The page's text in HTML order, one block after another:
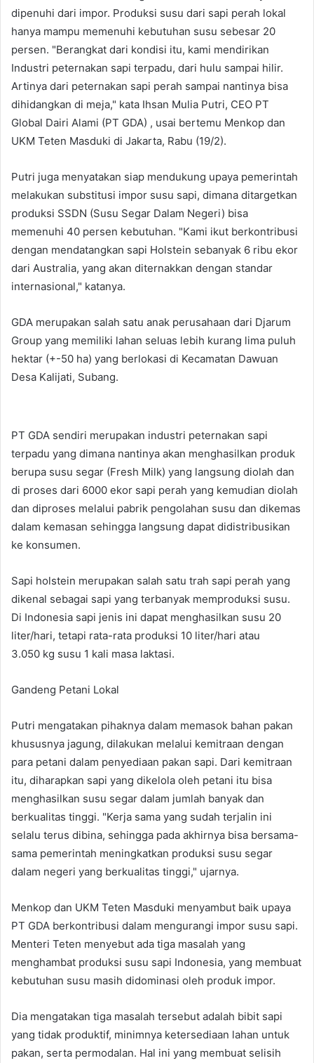
dipenuhi dari impor. Produksi susu dari sapi perah lokal
hanya mampu memenuhi kebutuhan susu sebesar 20
persen. "Berangkat dari kondisi itu, kami mendirikan
Industri peternakan sapi terpadu, dari hulu sampai hilir.
Artinya dari peternakan sapi perah sampai nantinya bisa
dihidangkan di meja," kata Ihsan Mulia Putri, CEO PT
Global Dairi Alami (PT GDA) , usai bertemu Menkop dan
UKM Teten Masduki di Jakarta, Rabu (19/2).
Putri juga menyatakan siap mendukung upaya pemerintah
melakukan substitusi impor susu sapi, dimana ditargetkan
produksi SSDN (Susu Segar Dalam Negeri) bisa
memenuhi 40 persen kebutuhan. "Kami ikut berkontribusi
dengan mendatangkan sapi Holstein sebanyak 6 ribu ekor
dari Australia, yang akan diternakkan dengan standar
internasional," katanya.
GDA merupakan salah satu anak perusahaan dari Djarum
Group yang memiliki lahan seluas lebih kurang lima puluh
hektar (+-50 ha) yang berlokasi di Kecamatan Dawuan
Desa Kalijati, Subang.
PT GDA sendiri merupakan industri peternakan sapi
terpadu yang dimana nantinya akan menghasilkan produk
berupa susu segar (Fresh Milk) yang langsung diolah dan
di proses dari 6000 ekor sapi perah yang kemudian diolah
dan diproses melalui pabrik pengolahan susu dan dikemas
dalam kemasan sehingga langsung dapat didistribusikan
ke konsumen.
Sapi holstein merupakan salah satu trah sapi perah yang
dikenal sebagai sapi yang terbanyak memproduksi susu.
Di Indonesia sapi jenis ini dapat menghasilkan susu 20
liter/hari, tetapi rata-rata produksi 10 liter/hari atau
3.050 kg susu 1 kali masa laktasi.
Gandeng Petani Lokal
Putri mengatakan pihaknya dalam memasok bahan pakan
khususnya jagung, dilakukan melalui kemitraan dengan
para petani dalam penyediaan pakan sapi. Dari kemitraan
itu, diharapkan sapi yang dikelola oleh petani itu bisa
menghasilkan susu segar dalam jumlah banyak dan
berkualitas tinggi. "Kerja sama yang sudah terjalin ini
selalu terus dibina, sehingga pada akhirnya bisa bersama-
sama pemerintah meningkatkan produksi susu segar
dalam negeri yang berkualitas tinggi," ujarnya.
Menkop dan UKM Teten Masduki menyambut baik upaya
PT GDA berkontribusi dalam mengurangi impor susu sapi.
Menteri Teten menyebut ada tiga masalah yang
menghambat produksi susu sapi Indonesia, yang membuat
kebutuhan susu masih didominasi oleh produk impor.
Dia mengatakan tiga masalah tersebut adalah bibit sapi
yang tidak produktif, minimnya ketersediaan lahan untuk
pakan, serta permodalan. Hal ini yang membuat selisih